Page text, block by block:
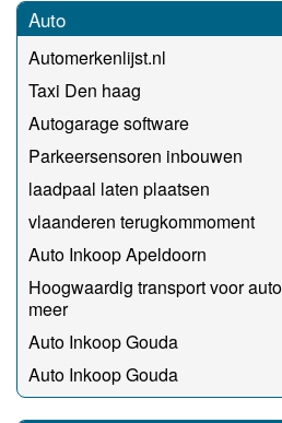
Auto
Automerkenlijst.nl
Taxi Den haag
Autogarage software
Parkeersensoren inbouwen
laadpaal laten plaatsen
vlaanderen terugkommoment
Auto Inkoop Apeldoorn
Hoogwaardig transport voor
meer
Auto Inkoop Gouda
Auto Inkoop Gouda